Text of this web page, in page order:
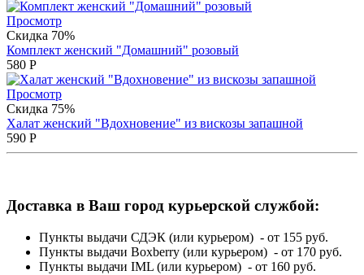
Просмотр
Скидка 70%
Комплект женский "Домашний" розовый
580 Р
Просмотр
Скидка 75%
Халат женский "Вдохновение" из вискозы запашной
590 Р
Доставка в Ваш город курьерской службой:
Пункты выдачи СДЭК (или курьером) - от 155 руб.
Пункты выдачи Boxberry (или курьером) - от 170 руб.
Пункты выдачи IML (или курьером) - от 160 руб.